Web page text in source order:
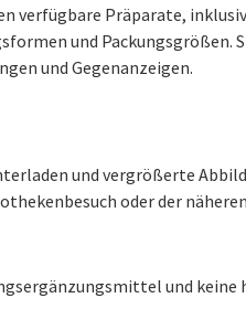
verfügbare Präparate,
und Packungsgrößen.
und Gegenanzeigen.
und vergrößerte
oder der
und